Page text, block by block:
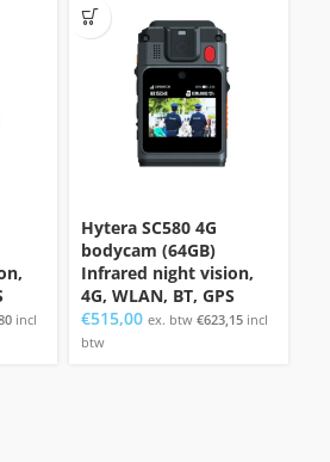
incl
Hytera SC580 4G
bodycam (64GB)
Infrared night vision,
4G, WLAN, BT, GPS
€515,00 ex. btw €623,15 incl
btw